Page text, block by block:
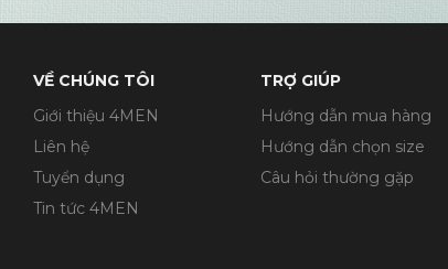
VỀ CHÚNG TÔI
Giới thiệu 4MEN
Liên hệ
Tuyển dụng
Tin tức 4MEN
TRỢ GIÚP
Hướng dẫn mua hàng
Hướng dẫn chọn size
Câu hỏi thường gặp